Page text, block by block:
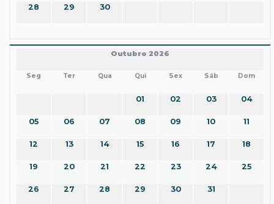
28 29 30
Outubro 2026
Seg Ter Qua Qui Sex Sáb Dom
01 02 03 04
05 06 07 08 09 10 11
12 13 14 15 16 17 18
19 20 21 22 23 24 25
26 27 28 29 30 31